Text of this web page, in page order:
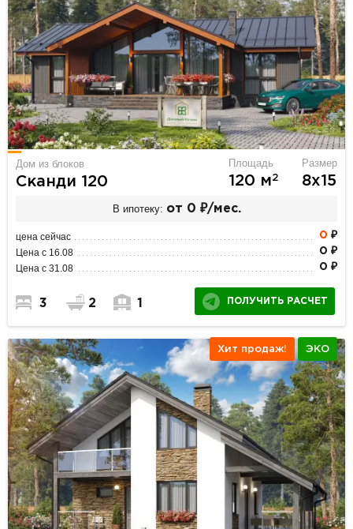
Дом из блоков
Сканди 120
Площадь
120 м2
Размер
8х15
В ипотеку: от 0 ₽/мес.
цена сейчас 0 ₽
Цена с 16.08 0 ₽
Цена с 31.08 0 ₽
3 2 1 ПОЛУЧИТЬ РАСЧЕТ
Хит продаж! ЭКО